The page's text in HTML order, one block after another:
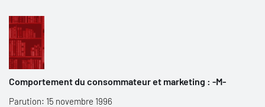
Comportement du consommateur et marketing : -M-
Parution: 15 novembre 1996